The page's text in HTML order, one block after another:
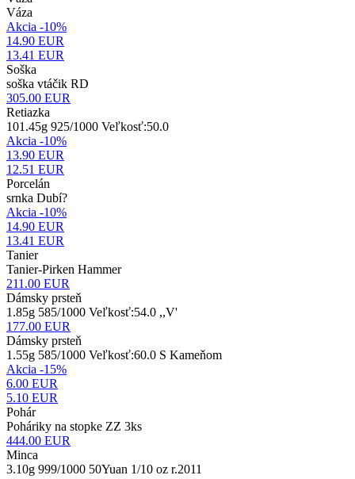
Váza
Akcia -10%
14.90 EUR
13.41 EUR
Soška
soška vtáčik RD
305.00 EUR
Retiazka
101.45g 925/1000 Veľkosť:50.0
Akcia -10%
13.90 EUR
12.51 EUR
Porcelán
srnka Dubí?
Akcia -10%
14.90 EUR
13.41 EUR
Tanier
Tanier-Pirken Hammer
211.00 EUR
Dámsky prsteň
1.85g 585/1000 Veľkosť:54.0 ,,V'
177.00 EUR
Dámsky prsteň
1.55g 585/1000 Veľkosť:60.0 S Kameňom
Akcia -15%
6.00 EUR
5.10 EUR
Pohár
Poháriky na stopke ZZ 3ks
444.00 EUR
Minca
3.10g 999/1000 50Yuan 1/10 oz r.2011